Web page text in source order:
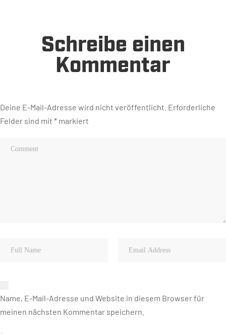
Schreibe einen
Kommentar
Deine E-Mail-Adresse wird nicht veröffentlicht. Erforderliche
Felder sind mit * markiert
Name, E-Mail-Adresse und Website in diesem Browser für
meinen nächsten Kommentar speichern.